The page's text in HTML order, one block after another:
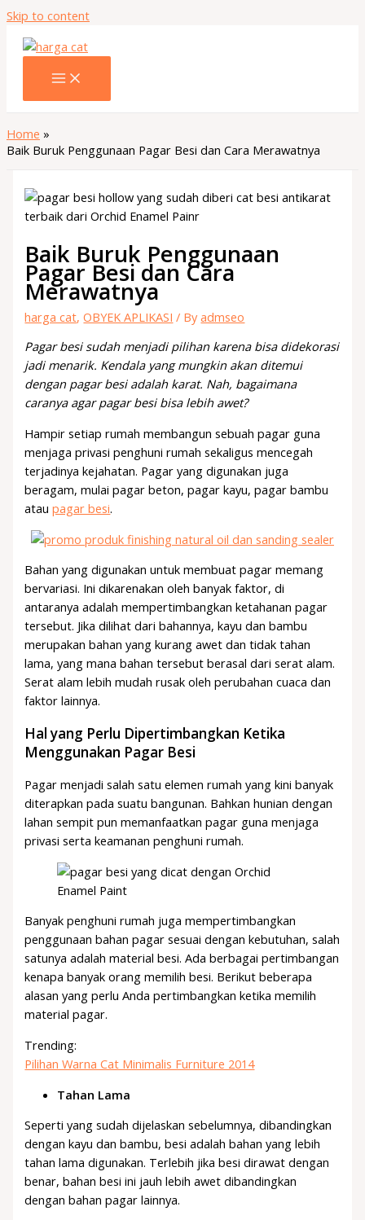
Skip to content
Home
Baik Buruk Penggunaan Pagar Besi dan Cara Merawatnya
Baik Buruk Penggunaan
Pagar Besi dan Cara
Merawatnya
harga cat,OBYEK APLIKASI / Byadmseo
Pagar besi sudah menjadi pilihan karena bisa didekorasi
jadi menarik. Kendala yang mungkin akan ditemui
dengan pagar besi adalah karat. Nah, bagaimana
caranya agar pagar besi bisa lebih awet?
Hampir setiap rumah membangun sebuah pagar guna
menjaga privasi penghuni rumah sekaligus mencegah
terjadinya kejahatan. Pagar yang digunakan juga
beragam, mulai pagar beton, pagar kayu, pagar bambu
ataupagar besi.
Bahan yang digunakan untuk membuat pagar memang
bervariasi. Ini dikarenakan oleh banyak faktor, di
antaranya adalah mempertimbangkan ketahanan pagar
tersebut. Jika dilihat dari bahannya, kayu dan bambu
merupakan bahan yang kurang awet dan tidak tahan
lama, yang mana bahan tersebut berasal dari serat alam.
Serat alam lebih mudah rusak oleh perubahan cuaca dan
faktor lainnya.
Hal yang Perlu Dipertimbangkan Ketika
Menggunakan Pagar Besi
Pagar menjadi salah satu elemen rumah yang kini banyak
diterapkan pada suatu bangunan. Bahkan hunian dengan
lahan sempit pun memanfaatkan pagar guna menjaga
privasi serta keamanan penghuni rumah.
Banyak penghuni rumah juga mempertimbangkan
penggunaan bahan pagar sesuai dengan kebutuhan, salah
satunya adalah material besi. Ada berbagai pertimbangan
kenapa banyak orang memilih besi. Berikut beberapa
alasan yang perlu Anda pertimbangkan ketika memilih
material pagar.
Trending:
Pilihan Warna Cat Minimalis Furniture 2014
Tahan Lama
Seperti yang sudah dijelaskan sebelumnya, dibandingkan
dengan kayu dan bambu, besi adalah bahan yang lebih
tahan lama digunakan. Terlebih jika besi dirawat dengan
benar, bahan besi ini jauh lebih awet dibandingkan
dengan bahan pagar lainnya.